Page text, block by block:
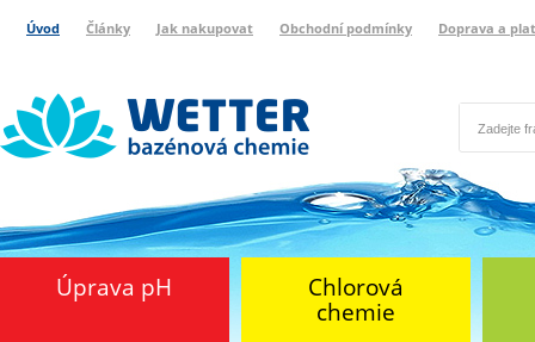
Úvod Články Jak nakupovat Obchodní podmínky Doprava a
Úprava pH
Chlorová
chemie